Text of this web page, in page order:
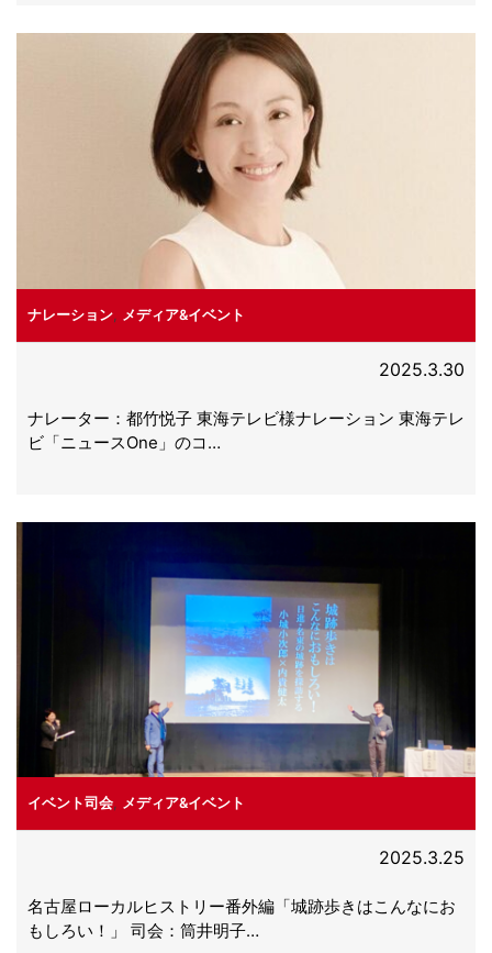
ナレーション, メディア&イベント
2025.3.30
ナレーター：都竹悦子 東海テレビ様ナレーション 東海テレ
ビ「ニュースOne」のコ…
イベント司会, メディア&イベント
2025.3.25
名古屋ローカルヒストリー番外編「城跡歩きはこんなにお
もしろい！」 司会：筒井明子…